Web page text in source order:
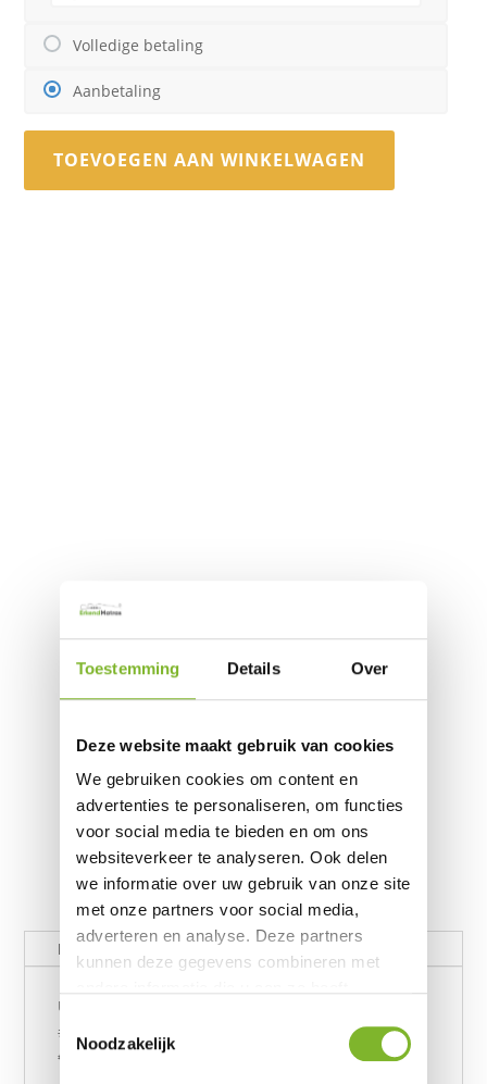
Toestemming Details Over
Deze website maakt gebruik van cookies
We gebruiken cookies om content en
advertenties te personaliseren, om functies
voor social media te bieden en om ons
websiteverkeer te analyseren. Ook delen
we informatie over uw gebruik van onze site
met onze partners voor social media,
adverteren en analyse. Deze partners
kunnen deze gegevens combineren met
basis van uw gebruik van hun services.
Noodzakelijk
Volledige betaling
Aanbetaling
TOEVOEGEN AAN WINKELWAGEN
Beschrijving
Upgrade 180x210 Pro+ Matras/ Jorrien Kremer
#60993
€262,-